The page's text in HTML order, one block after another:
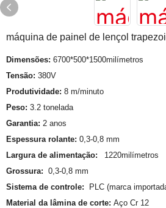
máquina de painel de lençol
Dimensões: 6700*500*1500milímetros
Tensão: 380V
Produtividade: 8 m/minuto
Peso: 3.2 tonelada
Garantia: 2 anos
Espessura rolante: 0,3-0,8 mm
Largura de alimentação:
1220milímetros
Grossura: 0,3-0,8 mm
Sistema de controle:
PLC (marca
Material da lâmina de corte: Aço Cr 12